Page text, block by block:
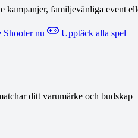
kampanjer, familjevänliga event
Shooter nu Upptäck alla spel
ditt varumärke och budskap